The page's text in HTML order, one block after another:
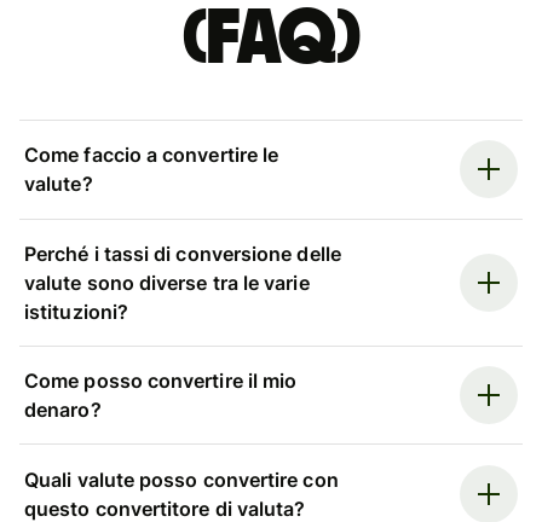
(FAQ)
Come faccio a convertire le
valute?
Perché i tassi di conversione delle
valute sono diverse tra le varie
istituzioni?
Come posso convertire il mio
denaro?
Quali valute posso convertire con
questo convertitore di valuta?